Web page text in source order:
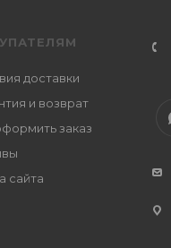
доставки
и возврат
заказ
сайта